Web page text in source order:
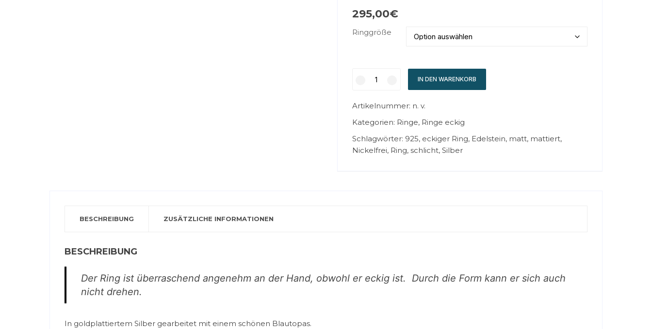
295,00€
Ringgröße
IN DEN WARENKORB
Artikelnummer: n. v.
Kategorien: Ringe, Ringe eckig
Schlagwörter: 925, eckiger Ring, Edelstein, matt, mattiert,
Nickelfrei, Ring, schlicht, Silber
BESCHREIBUNG ZUSÄTZLICHE INFORMATIONEN
BESCHREIBUNG
Der Ring ist überraschend angenehm an der Hand, obwohl er eckig ist. Durch die Form kann er sich auch
nicht drehen.
In goldplattiertem Silber gearbeitet mit einem schönen Blautopas.